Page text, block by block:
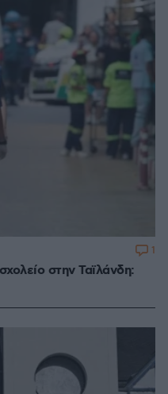
στην Ταϊλάνδη:
1